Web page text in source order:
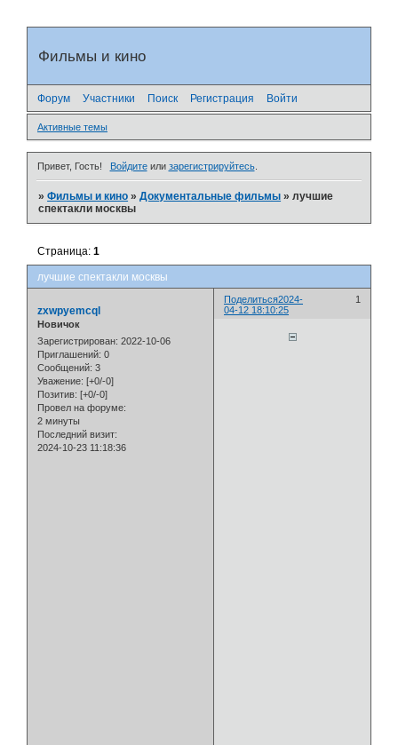
Фильмы и кино
Форум Участники Поиск Регистрация Войти
Активные темы
Привет, Гость! Войдитеили зарегистрируйтесь.
»Фильмы и кино »Документальные фильмы »лучшие
спектакли москвы
лучшие спектакли москвы
Страница:1
Поделиться 1
2024-
04-12 18:10:25
zxwpyemcql
Новичок
Зарегистрирован: 2022-10-06
Приглашений: 0
Сообщений: 3
Уважение: [+0/-0]
Позитив: [+0/-0]
Провел на форуме:
2 минуты
Последний визит:
2024-10-23 11:18:36